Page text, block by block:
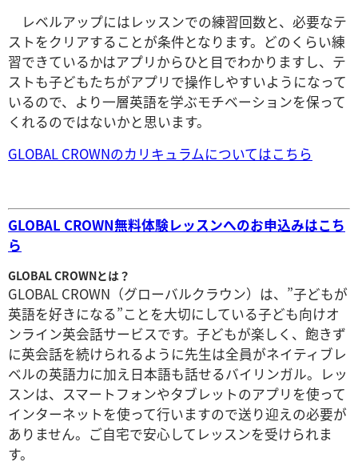
レベルアップにはレッスンでの練習回数と、必要なテ
ストをクリアすることが条件となります。どのくらい練
習できているかはアプリからひと目でわかりますし、テ
ストも子どもたちがアプリで操作しやすいようになって
いるので、より一層英語を学ぶモチベーションを保って
くれるのではないかと思います。
GLOBAL CROWNのカリキュラムについてはこちら
GLOBAL CROWN無料体験レッスンへのお申込みはこち
ら
GLOBAL CROWNとは？
GLOBAL CROWN（グローバルクラウン）は、”子どもが
英語を好きになる”ことを大切にしている子ども向けオ
ンライン英会話サービスです。子どもが楽しく、飽きず
に英会話を続けられるように先生は全員がネイティブレ
ベルの英語力に加え日本語も話せるバイリンガル。レッ
スンは、スマートフォンやタブレットのアプリを使って
インターネットを使って行いますので送り迎えの必要が
ありません。ご自宅で安心してレッスンを受けられま
す。